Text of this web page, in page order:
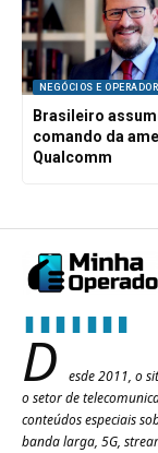
NEGÓCIOS E
Brasileiro
comando da
Qualcomm
D
esde 2011, o
o setor de
conteúdos especiais
banda larga, 5G,